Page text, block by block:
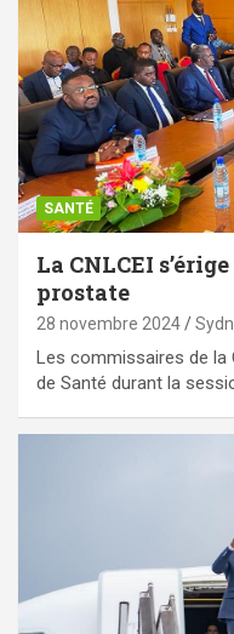
SANTÉ
La CNLCEI
prostate
28 novembre 2024
Les commissaires de la
de Santé durant la